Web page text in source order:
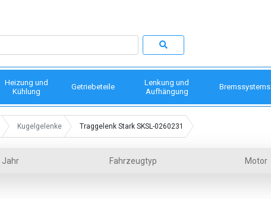
Heizung und
Kühlung
Getriebeteile
Lenkung und
Aufhängung
Bremssystems
Kugelgelenke Traggelenk Stark SKSL-0260231
Jahr Fahrzeugtyp Motor